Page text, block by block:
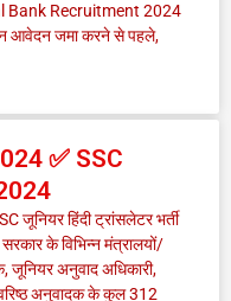
Bank Recruitment 2024
आवेदन जमा करने से पहले,
✅ SSC
हिंदी ट्रांसलेटर भर्ती
के विभिन्न मंत्रालयों/
जूनियर अनुवाद अधिकारी,
अनुवादक के कुल 312